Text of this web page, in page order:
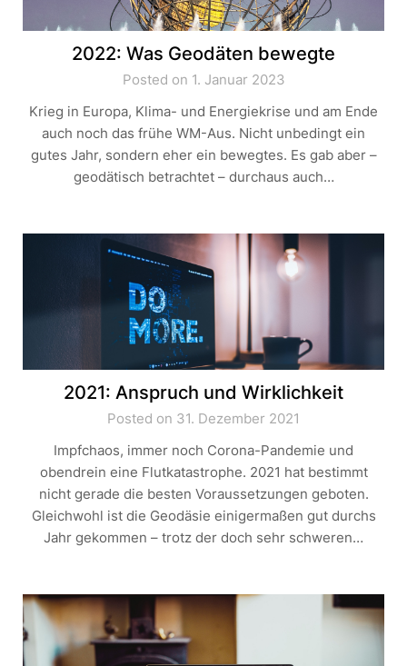
2022: Was Geodäten bewegte
Posted on 1. Januar 2023
Krieg in Europa, Klima- und Energiekrise und am Ende
auch noch das frühe WM-Aus. Nicht unbedingt ein
gutes Jahr, sondern eher ein bewegtes. Es gab aber –
geodätisch betrachtet – durchaus auch…
2021: Anspruch und Wirklichkeit
Posted on 31. Dezember 2021
Impfchaos, immer noch Corona-Pandemie und
obendrein eine Flutkatastrophe. 2021 hat bestimmt
nicht gerade die besten Voraussetzungen geboten.
Gleichwohl ist die Geodäsie einigermaßen gut durchs
Jahr gekommen – trotz der doch sehr schweren…